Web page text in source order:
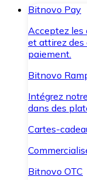
Bitnovo Pay
Acceptez les
et attirez des
paiement.
Bitnovo
Intégrez
dans des
Cartes-
Bitnovo OTC